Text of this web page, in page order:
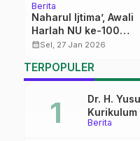
Berita
‎Naharul Ijtima’, Awali
Harlah NU ke-100
Masehi di
calendar_monthSel, 27 Jan 2026
TERPOPULER
Berita
Dr. H.
dalam